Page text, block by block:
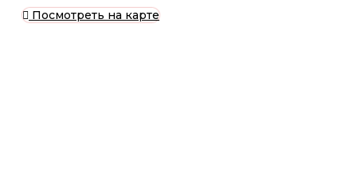
Посмотреть на карте